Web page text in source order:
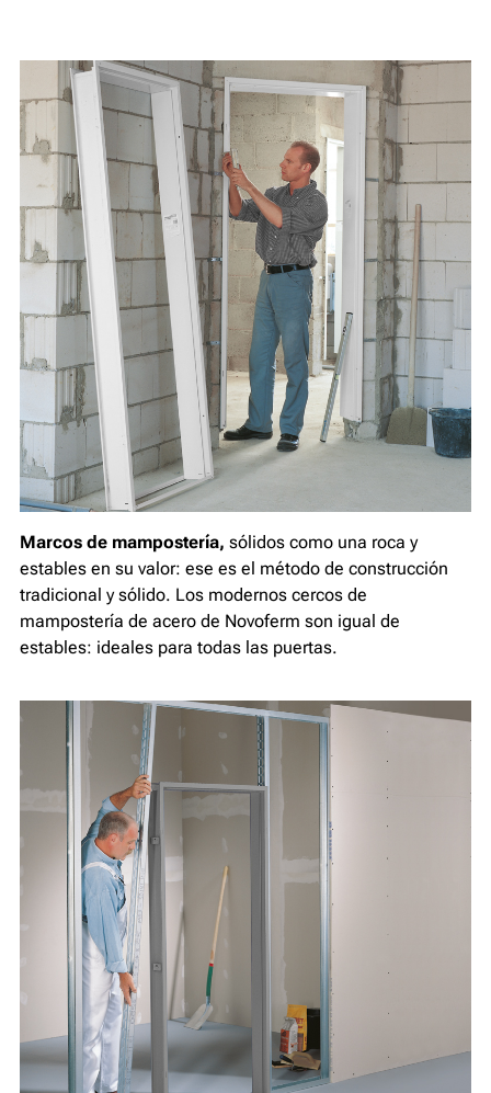
Marcos de mampostería, sólidos como una roca y
estables en su valor: ese es el método de construcción
tradicional y sólido. Los modernos cercos de
mampostería de acero de Novoferm son igual de
estables: ideales para todas las puertas.